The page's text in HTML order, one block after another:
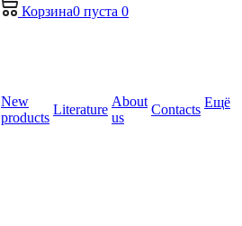
Корзина0 пуста 0
New
products
Literature
About
us
Contacts Ещё